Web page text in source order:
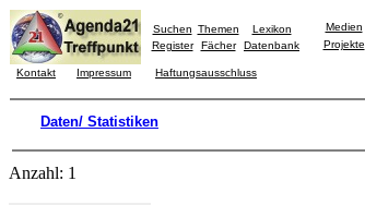
Suchen Themen
Lexikon
Register
Fächer Datenbank
Medien
Projekte
Kontakt Impressum Haftungsausschluss
Daten/ Statistiken
Anzahl: 1